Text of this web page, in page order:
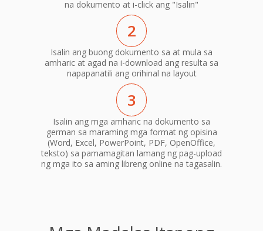
na dokumento at i-click ang "Isalin"
2
Isalin ang buong dokumento sa at mula sa
amharic at agad na i-download ang resulta sa
napapanatili ang orihinal na layout
3
Isalin ang mga amharic na dokumento sa
german sa maraming mga format ng opisina
(Word, Excel, PowerPoint, PDF, OpenOffice,
teksto) sa pamamagitan lamang ng pag-upload
ng mga ito sa aming libreng online na tagasalin.